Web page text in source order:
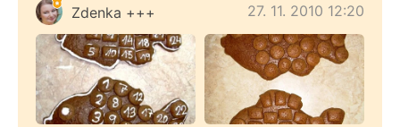
Zdenka +++ 27. 11. 2010 12:20